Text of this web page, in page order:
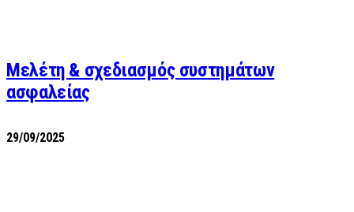
Μελέτη & σχεδιασμός συστημάτων
ασφαλείας
29/09/2025